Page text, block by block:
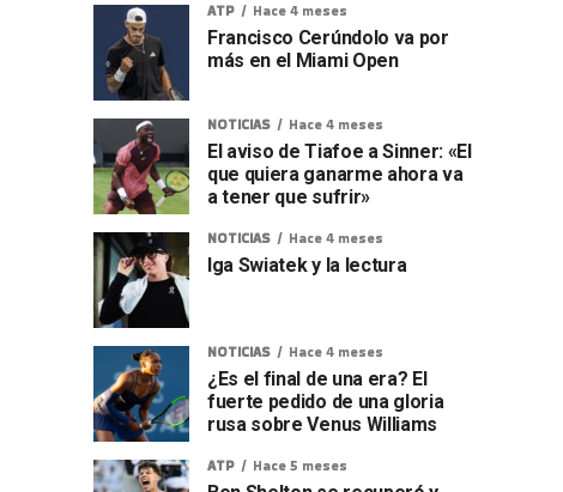
ATP Hace 4 meses
Francisco Cerúndolo va por
más en el Miami Open
NOTICIAS Hace 4 meses
El aviso de Tiafoe a Sinner: «El
que quiera ganarme ahora va
a tener que sufrir»
NOTICIAS Hace 4 meses
Iga Swiatek y la lectura
NOTICIAS Hace 4 meses
¿Es el final de una era? El
fuerte pedido de una gloria
rusa sobre Venus Williams
ATP Hace 5 meses